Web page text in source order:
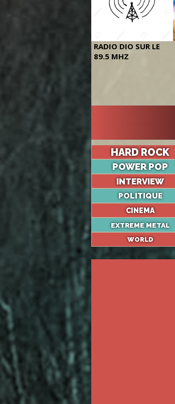
RADIO DIO SUR LE
89.5 MHZ
HARD ROCK
POWER POP
INTERVIEW
POLITIQUE
CINEMA
EXTREME METAL
WORLD